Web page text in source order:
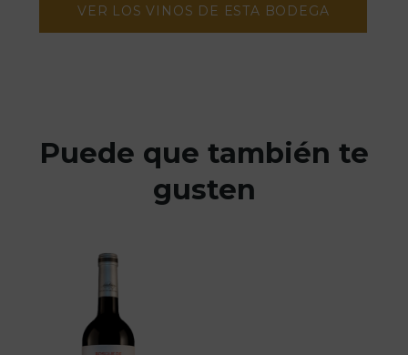
VER LOS VINOS DE ESTA BODEGA
Puede que también te
gusten